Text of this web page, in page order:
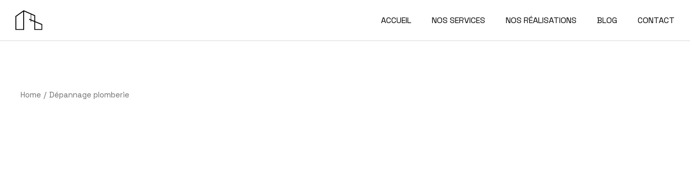
ACCUEIL NOS SERVICES NOS RÉALISATIONS BLOG CONTACT
Home Dépannage plomberie